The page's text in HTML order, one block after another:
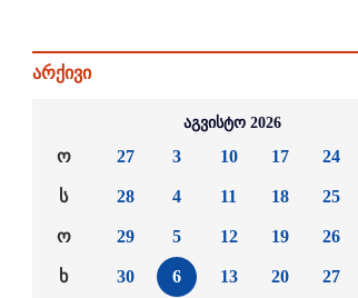
არქივი
აგვისტო 2026
ო
ს
ო
ხ
27
28
29
30
3
4
5
6
10
11
12
13
17
18
19
20
24
25
26
27